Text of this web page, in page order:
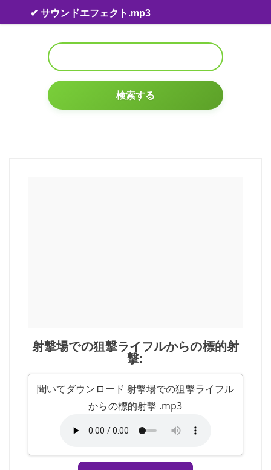
Skip to content
✔ サウンドエフェクト.mp3
検索する
射撃場での狙撃ライフルからの標的射
撃:
聞いてダウンロード 射撃場での狙撃ライフル
からの標的射撃 .mp3